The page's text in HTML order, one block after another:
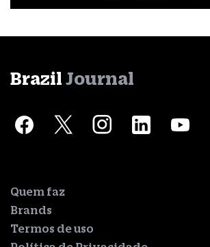
Brazil Journal
Quem faz
Brands
Termos de uso